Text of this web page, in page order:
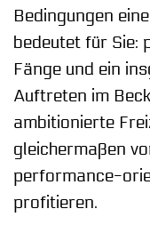
Bedingungen
bedeutet für Sie:
Fänge und ein
Auftreten im
ambitionierte
gleichermaßen
performance-
profitieren.